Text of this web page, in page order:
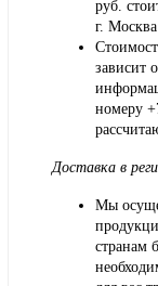
руб.
г.
зависит
номеру
Доставка в
Мы
странам